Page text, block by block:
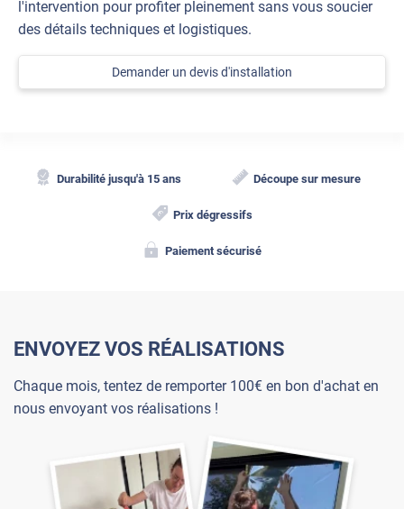
l'intervention pour profiter pleinement sans vous soucier
des détails techniques et logistiques.
Demander un devis d'installation
Durabilité jusqu'à 15 ans Découpe sur mesure
Prix dégressifs
Paiement sécurisé
ENVOYEZ VOS RÉALISATIONS
Chaque mois, tentez de remporter 100€ en bon d'achat en
nous envoyant vos réalisations !